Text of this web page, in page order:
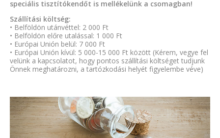
speciális tisztítókendőt is mellékelünk a csomagban!
Szállítási költség:
• Belföldön utánvéttel: 2 000 Ft
• Belföldön előre utalással: 1 000 Ft
• Európai Unión belül: 7 000 Ft
• Európai Unión kívül: 5 000-15 000 Ft között (Kérem, vegye fel
velünk a kapcsolatot, hogy pontos szállítási költséget tudjunk
Önnek meghatározni, a tartózkodási helyét figyelembe véve)